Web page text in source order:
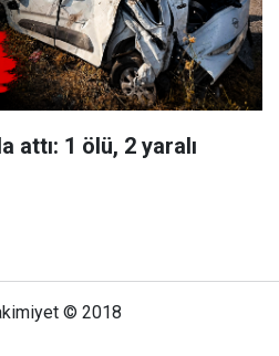
1 ölü, 2 yaralı
© 2018